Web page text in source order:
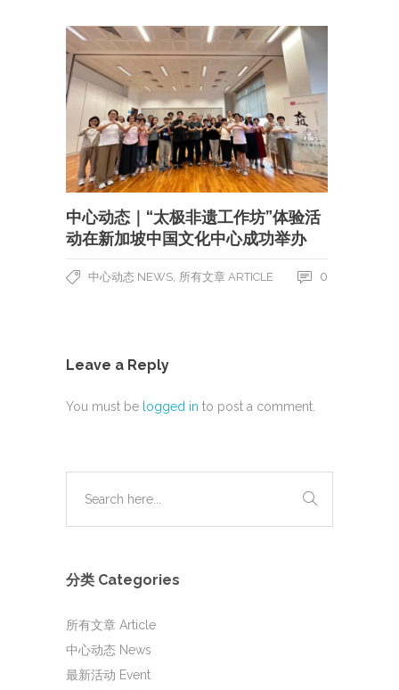
中心动态｜“太极非遗工作坊”体验活
动在新加坡中国文化中心成功举办
中心动态 NEWS 所有文章 ARTICLE 0
Leave a Reply
You must be logged in to post a comment.
分类 Categories
所有文章 Article
中心动态 News
最新活动 Event